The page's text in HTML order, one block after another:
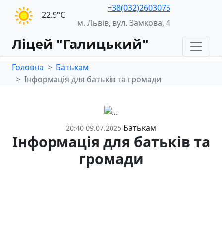
22.9°С
+38(032)2603075
м. Львів, вул. Замкова, 4
Ліцей "Галицький"
Головна
Батькам
Інформація для батьків та громади
20:40 09.07.2025 Батькам
Інформація для батьків та
громади